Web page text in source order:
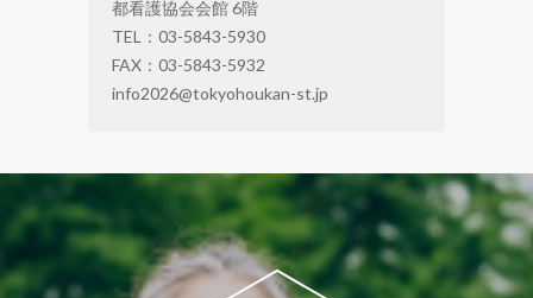
都看護協会会館 6階
TEL：03-5843-5930
FAX：03-5843-5932
info2026@tokyohoukan-st.jp